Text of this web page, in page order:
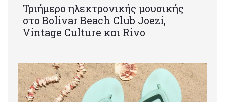
Τριήμερο ηλεκτρονικής μουσικής
στο Bolivar Beach Club Joezi,
Vintage Culture και Rivo